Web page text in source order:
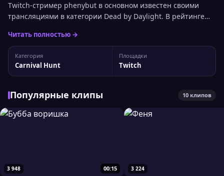
Twitch-стример phenybut в основном известен своими
трансляциями в категории Dead by Daylight. В рейтинге
аудитории канал сейчас занимает 1440 место. Статистика
канала phenybut Статистика канала: 16 355 подписчиков,
пиковый онлайн — 301 зрителей. Для более детального
анализа вы можете сравнить phenybut...
Читать полностью →
Категория
Carnival Hunt
Площадки
Twitch
Популярные клипы 10 клипов
00:15
3 948 3 224